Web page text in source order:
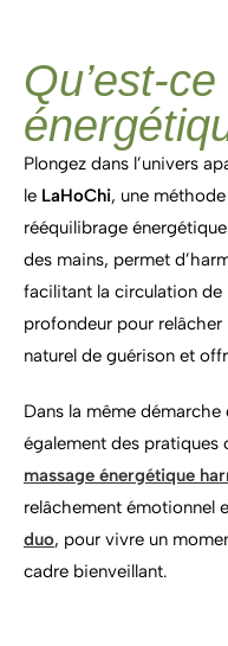
Qu’est-
Plongez dans l’univers
le LaHoChi, une
rééquilibrage
des mains, permet
facilitant la circulation de
profondeur pour relâcher
naturel de guérison et
Dans la même
également des pratiques
massage énergétique
relâchement émotionnel
duo, pour vivre un
cadre bienveillant.